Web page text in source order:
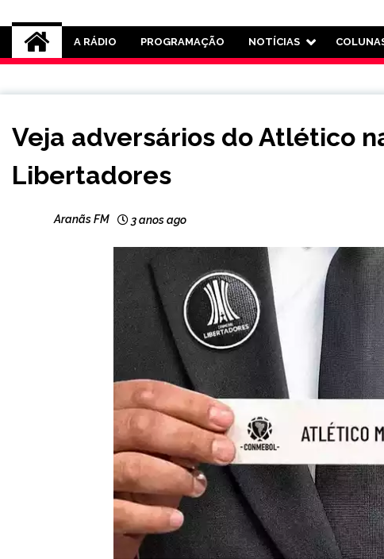
Rádio Aranãs 105.3
A RÁDIO PROGRAMAÇÃO NOTÍCIAS
Veja adversários do Atlético
Libertadores
Aranãs FM 3 anos ago